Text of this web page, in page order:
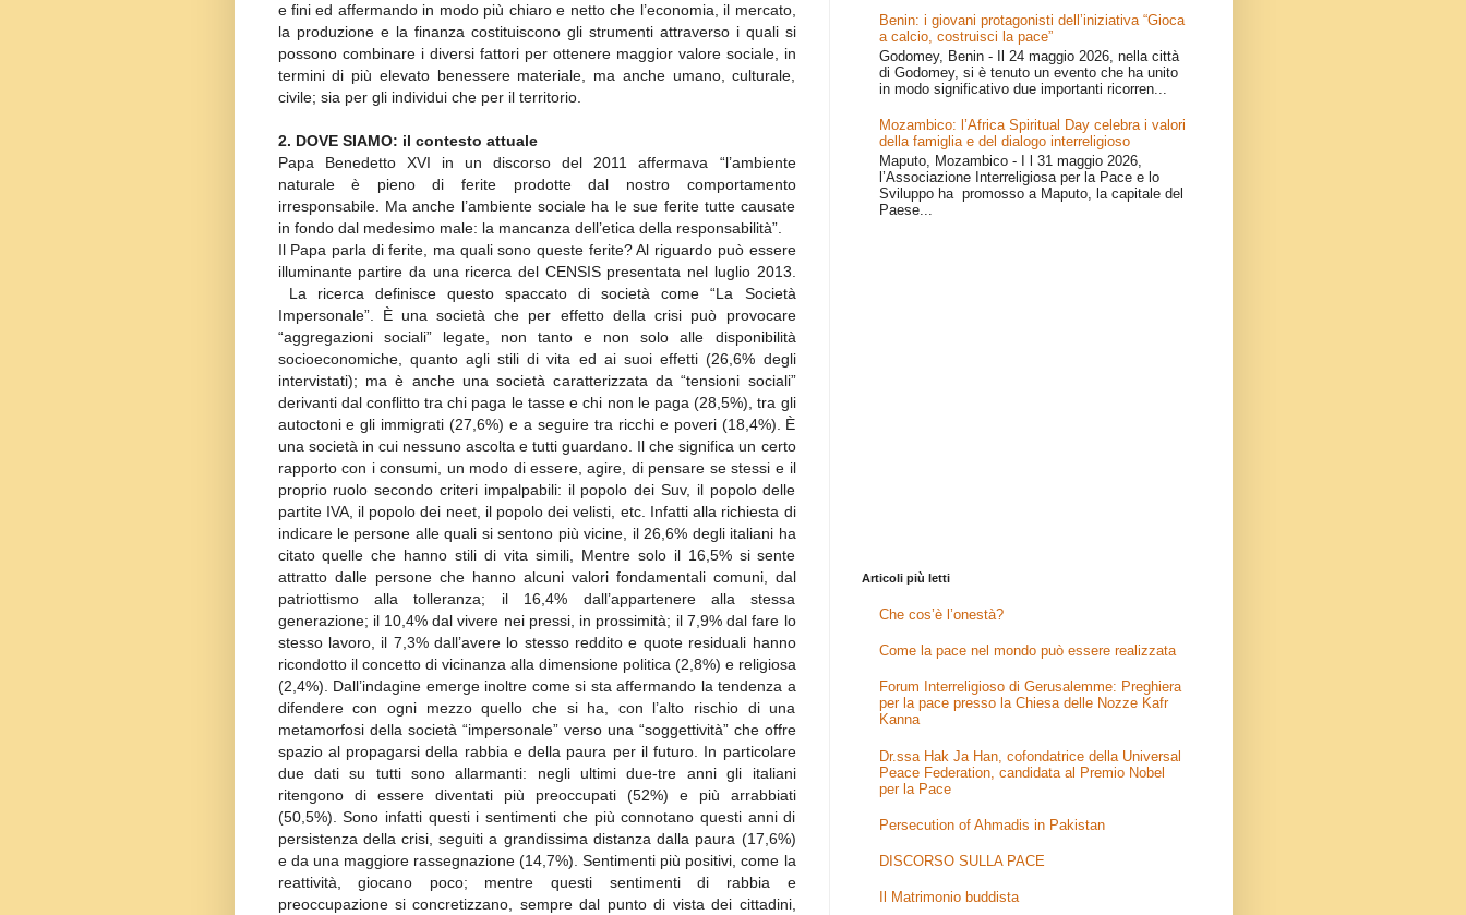
e fini ed affermando in modo più chiaro e netto che l’economia, il mercato,
la produzione e la finanza costituiscono gli strumenti attraverso i quali si
possono combinare i diversi fattori per ottenere maggior valore sociale, in
termini di più elevato benessere materiale, ma anche umano, culturale,
civile; sia per gli individui che per il territorio.
2. DOVE SIAMO: il contesto attuale
Papa Benedetto XVI in un discorso del 2011 affermava “l’ambiente
naturale è pieno di ferite prodotte dal nostro comportamento
irresponsabile. Ma anche l’ambiente sociale ha le sue ferite tutte causate
in fondo dal medesimo male: la mancanza dell’etica della responsabilità”.
Il Papa parla di ferite, ma quali sono queste ferite? Al riguardo può essere
illuminante partire da una ricerca del CENSIS presentata nel luglio 2013.
La ricerca definisce questo spaccato di società come “La Società
Impersonale”. È una società che per effetto della crisi può provocare
“aggregazioni sociali” legate, non tanto e non solo alle disponibilità
socioeconomiche, quanto agli stili di vita ed ai suoi effetti (26,6% degli
intervistati); ma è anche una società caratterizzata da “tensioni sociali”
derivanti dal conflitto tra chi paga le tasse e chi non le paga (28,5%), tra gli
autoctoni e gli immigrati (27,6%) e a seguire tra ricchi e poveri (18,4%). È
una società in cui nessuno ascolta e tutti guardano. Il che significa un certo
rapporto con i consumi, un modo di essere, agire, di pensare se stessi e il
proprio ruolo secondo criteri impalpabili: il popolo dei Suv, il popolo delle
partite IVA, il popolo dei neet, il popolo dei velisti, etc. Infatti alla richiesta di
indicare le persone alle quali si sentono più vicine, il 26,6% degli italiani ha
citato quelle che hanno stili di vita simili, Mentre solo il 16,5% si sente
attratto dalle persone che hanno alcuni valori fondamentali comuni, dal
patriottismo alla tolleranza; il 16,4% dall’appartenere alla stessa
generazione; il 10,4% dal vivere nei pressi, in prossimità; il 7,9% dal fare lo
stesso lavoro, il 7,3% dall’avere lo stesso reddito e quote residuali hanno
ricondotto il concetto di vicinanza alla dimensione politica (2,8%) e religiosa
(2,4%). Dall’indagine emerge inoltre come si sta affermando la tendenza a
difendere con ogni mezzo quello che si ha, con l’alto rischio di una
metamorfosi della società “impersonale” verso una “soggettività” che offre
spazio al propagarsi della rabbia e della paura per il futuro. In particolare
due dati su tutti sono allarmanti: negli ultimi due-tre anni gli italiani
ritengono di essere diventati più preoccupati (52%) e più arrabbiati
(50,5%). Sono infatti questi i sentimenti che più connotano questi anni di
persistenza della crisi, seguiti a grandissima distanza dalla paura (17,6%)
e da una maggiore rassegnazione (14,7%). Sentimenti più positivi, come la
reattività, giocano poco; mentre questi sentimenti di rabbia e
preoccupazione si concretizzano, sempre dal punto di vista dei cittadini,
Benin: i giovani protagonisti dell’iniziativa “Gioca
a calcio, costruisci la pace”
Godomey, Benin - Il 24 maggio 2026, nella città
di Godomey, si è tenuto un evento che ha unito
in modo significativo due importanti ricorren...
Mozambico: l’Africa Spiritual Day celebra i valori
della famiglia e del dialogo interreligioso
Maputo, Mozambico - I l 31 maggio 2026,
l’Associazione Interreligiosa per la Pace e lo
Sviluppo ha promosso a Maputo, la capitale del
Paese...
Articoli più letti
Che cos’è l’onestà?
Come la pace nel mondo può essere realizzata
Forum Interreligioso di Gerusalemme: Preghiera
per la pace presso la Chiesa delle Nozze Kafr
Kanna
Dr.ssa Hak Ja Han, cofondatrice della Universal
Peace Federation, candidata al Premio Nobel
per la Pace
Persecution of Ahmadis in Pakistan
DISCORSO SULLA PACE
Il Matrimonio buddista